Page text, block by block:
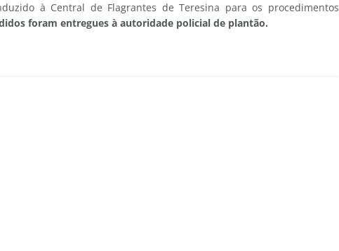
à Central de Flagrantes de Teresina para os procedimentos
foram entregues à autoridade policial de plantão.